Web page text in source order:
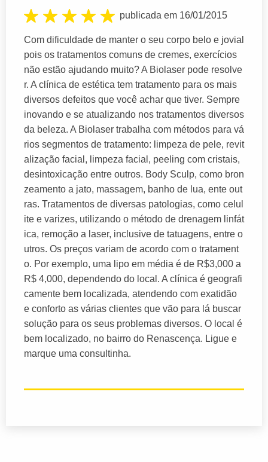
publicada em 16/01/2015
Com dificuldade de manter o seu corpo belo e jovial
pois os tratamentos comuns de cremes, exercícios
não estão ajudando muito? A Biolaser pode resolve
r. A clínica de estética tem tratamento para os mais
diversos defeitos que você achar que tiver. Sempre
inovando e se atualizando nos tratamentos diversos
da beleza. A Biolaser trabalha com métodos para vá
rios segmentos de tratamento: limpeza de pele, revit
alização facial, limpeza facial, peeling com cristais,
desintoxicação entre outros. Body Sculp, como bron
zeamento a jato, massagem, banho de lua, ente out
ras. Tratamentos de diversas patologias, como celul
ite e varizes, utilizando o método de drenagem linfát
ica, remoção a laser, inclusive de tatuagens, entre o
utros. Os preços variam de acordo com o tratament
o. Por exemplo, uma lipo em média é de R$3,000 a
R$ 4,000, dependendo do local. A clínica é geografi
camente bem localizada, atendendo com exatidão
e conforto as várias clientes que vão para lá buscar
solução para os seus problemas diversos. O local é
bem localizado, no bairro do Renascença. Ligue e
marque uma consultinha.